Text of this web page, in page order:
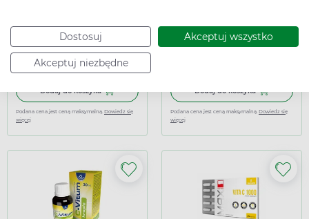
Dostosuj Akceptuj wszystko
Akceptuj niezbędne
bez dodatku cukru, 300 ml
niedobór witamin, uzupełniające
dietę, wspierające
16,99 zł
Dodaj do koszykaDodaj do koszyka EkaMedica Syrop Czarny Bez bez
Podana cena jest ceną maksymalną. Dowiedz się
więcej
dzieci, 180 tabletek do
rozgryzania i żucia
niedobór witamin, obniżona
odporność, uzupełniające dietę,
Dodaj do koszykaDodaj do
Podana cena jest ceną maksymalną. Dowiedz się
więcej